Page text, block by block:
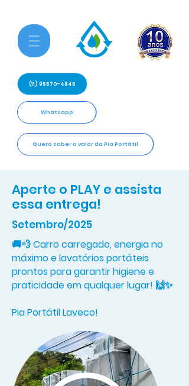
(11) 95570-4845
Whatsapp
Quero saber o valor da Pia Portátil
Aperte o PLAY e assista
essa entrega!
Setembro/2025
🚚💨 Carro carregado, energia no
máximo e lavatórios portáteis
prontos para garantir higiene e
praticidade em qualquer lugar! 🙌✨
Pia Portátil Laveco!